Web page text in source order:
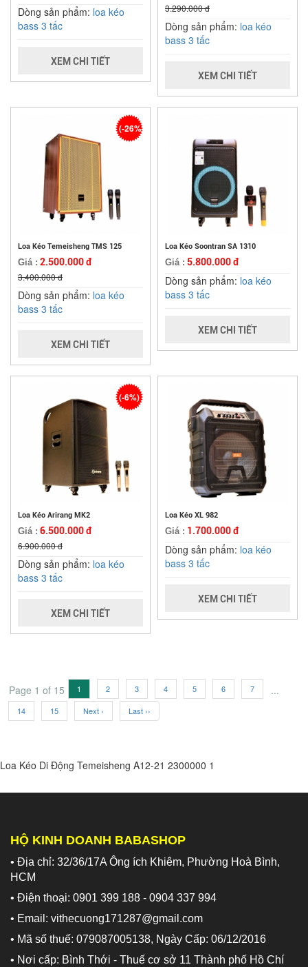
Dòng sản phẩm: loa kéo
bass 3 tấc
XEM CHI TIẾT
3.290.000 đ
Dòng sản phẩm: loa kéo
bass 3 tấc
XEM CHI TIẾT
Loa Kéo Temeisheng TMS 125
Giá : 2.500.000 đ
3.400.000 đ
(-26%)
Dòng sản phẩm: loa kéo
bass 3 tấc
XEM CHI TIẾT
Loa Kéo Soontran SA 1310
Giá : 5.800.000 đ
Dòng sản phẩm: loa kéo
bass 3 tấc
XEM CHI TIẾT
Loa Kéo Arirang MK2
Giá : 6.500.000 đ
6.900.000 đ
(-6%)
Dòng sản phẩm: loa kéo
bass 3 tấc
XEM CHI TIẾT
Loa Kéo XL 982
Giá : 1.700.000 đ
Dòng sản phẩm: loa kéo
bass 3 tấc
XEM CHI TIẾT
Page 1 of 15 1 2 3 4 5 6 7 ...
14 15 Next › Last ››
Loa Kéo Di Động Temeisheng A12-21 2300000 1
HỘ KINH DOANH BABASHOP
• Địa chỉ: 32/36/17A Ông ích Khiêm, Phường Hoà Bình,
HCM
• Điện thoại: 0901 399 188 - 0904 337 994
• Email: vithecuong171287@gmail.com
• Mã số thuế: 079087005138, Ngày Cấp: 06/12/2016
• Nơi cấp: Bình Thới - Thuế cơ sở 11 Thành phố Hồ Chí